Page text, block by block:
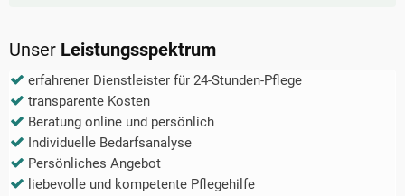
Unser Leistungsspektrum
erfahrener Dienstleister für 24-Stunden-Pflege
transparente Kosten
Beratung online und persönlich
Individuelle Bedarfsanalyse
Persönliches Angebot
liebevolle und kompetente Pflegehilfe